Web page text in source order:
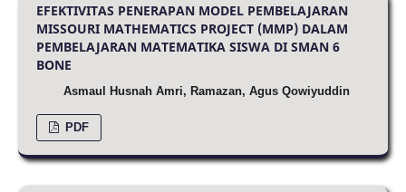
EFEKTIVITAS PENERAPAN MODEL PEMBELAJARAN
MISSOURI MATHEMATICS PROJECT (MMP) DALAM
PEMBELAJARAN MATEMATIKA SISWA DI SMAN 6
BONE
Asmaul Husnah Amri, Ramazan, Agus Qowiyuddin
PDF